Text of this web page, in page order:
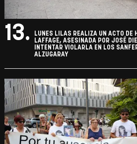
13.
LUNES LILAS REALIZA UN ACTO DE
LAFFAGE, ASESINADA POR JOSÉ
INTENTAR VIOLARLA EN LOS
ALZUGARAY